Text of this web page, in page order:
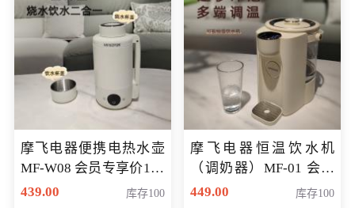
摩飞电器便携电热水壶
MF-W08 会员专享价198
元
439.00 库存100
摩飞电器恒温饮水机
（调奶器）MF-01 会员
专享价366元
449.00 库存100